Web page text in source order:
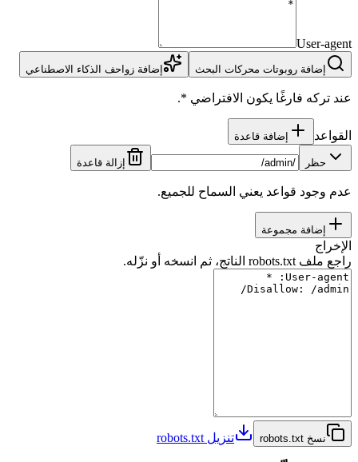
User-agent
إضافة روبوتات محركات البحث إضافة زواحف الذكاء الاصطناعي
عند تركه فارغًا يكون الافتراضي *.
القواعد إضافة قاعدة
حظر إزالة قاعدة
عدم وجود قواعد يعني السماح للجميع.
إضافة مجموعة
الإخراج
راجع ملف robots.txt الناتج، ثم انسخه أو نزّله.
نسخ robots.txt تنزيل robots.txt